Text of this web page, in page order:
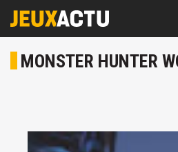
MONSTER HUNTER